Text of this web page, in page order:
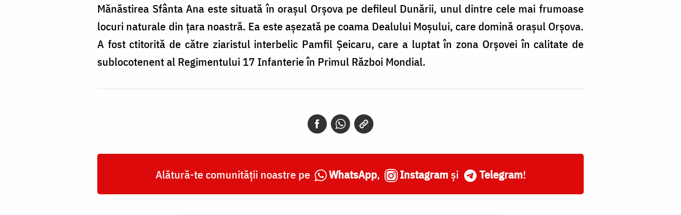
Mănăstirea Sfânta Ana este situată în orașul Orșova pe defileul Dunării, unul dintre cele mai frumoase
locuri naturale din țara noastră. Ea este așezată pe coama Dealului Moșului, care domină orașul Orșova.
A fost ctitorită de către ziaristul interbelic Pamfil Șeicaru, care a luptat în zona Orșovei în calitate de
sublocotenent al Regimentului 17 Infanterie în Primul Război Mondial.
Alătură-te comunității noastre pe WhatsApp, Instagram și Telegram!